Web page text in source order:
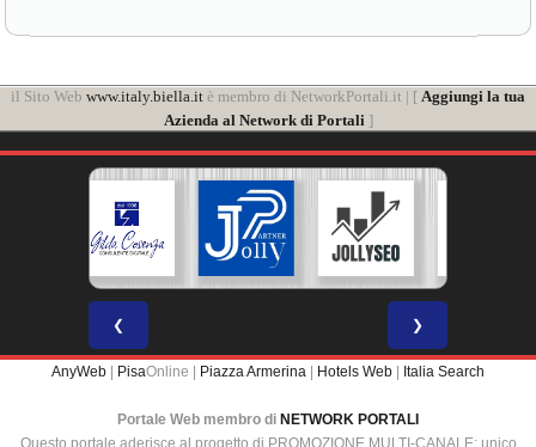
il Sito Web www.italy.biella.it è membro di NetworkPortali.it | [ Aggiungi la tua
Azienda al Network di Portali ]
❮ ❯
AnyWeb | PisaOnline | Piazza Armerina | Hotels Web | Italia Search
Portale Web membro di NETWORK PORTALI
Questo portale aderisce al progetto di PROMOZIONE MULTI-CANALE: unico